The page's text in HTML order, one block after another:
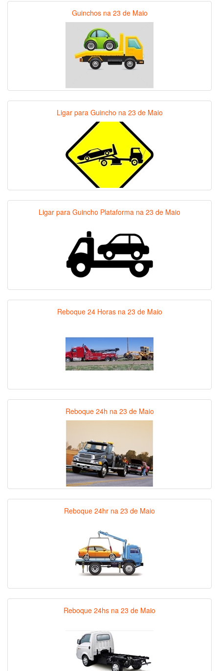
Guinchos na 23 de Maio
Ligar para Guincho na 23 de Maio
Ligar para Guincho Plataforma na 23 de Maio
Reboque 24 Horas na 23 de Maio
Reboque 24h na 23 de Maio
Reboque 24hr na 23 de Maio
Reboque 24hs na 23 de Maio